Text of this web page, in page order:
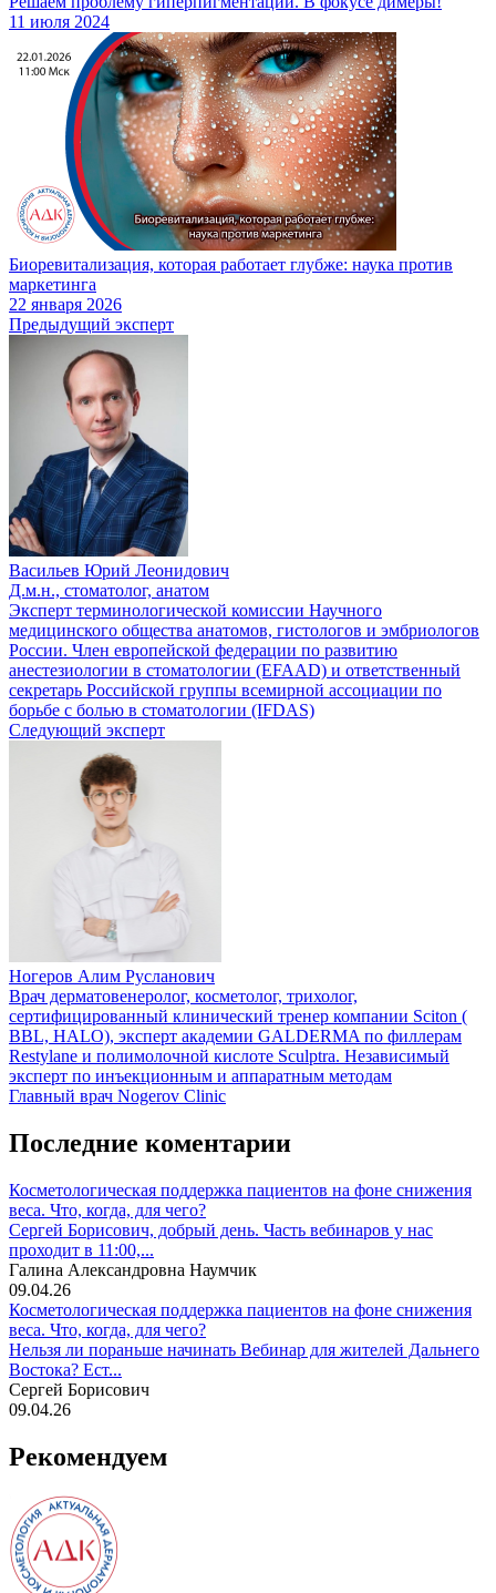
11 июля 2024
Биоревитализация, которая работает глубже: наука против
маркетинга
22 января 2026
Предыдущий эксперт
Васильев Юрий Леонидович
Д.м.н., стоматолог, анатом
Эксперт терминологической комиссии Научного
медицинского общества анатомов, гистологов и эмбриологов
России. Член европейской федерации по развитию
анестезиологии в стоматологии (EFAAD) и ответственный
секретарь Российской группы всемирной ассоциации по
борьбе с болью в стоматологии (IFDAS)
Следующий эксперт
Ногеров Алим Русланович
Врач дерматовенеролог, косметолог, трихолог,
сертифицированный клинический тренер компании Sciton (
BBL, HALO), эксперт академии GALDERMA по филлерам
Restylane и полимолочной кислоте Sculptra. Независимый
эксперт по инъекционным и аппаратным методам
Главный врач Nogerov Clinic
Последние коментарии
Косметологическая поддержка пациентов на фоне снижения
веса. Что, когда, для чего?
Сергей Борисович, добрый день. Часть вебинаров у нас
проходит в 11:00,...
Галина Александровна Наумчик
09.04.26
Косметологическая поддержка пациентов на фоне снижения
веса. Что, когда, для чего?
Нельзя ли пораньше начинать Вебинар для жителей Дальнего
Востока? Ест...
Сергей Борисович
09.04.26
Рекомендуем